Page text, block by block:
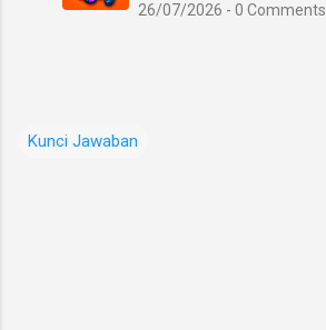
26/07/2026 - 0 Comments
Kunci Jawaban